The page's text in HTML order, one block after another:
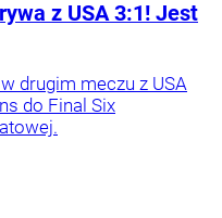
z USA 3:1! Jest
drugim meczu z USA
do Final Six